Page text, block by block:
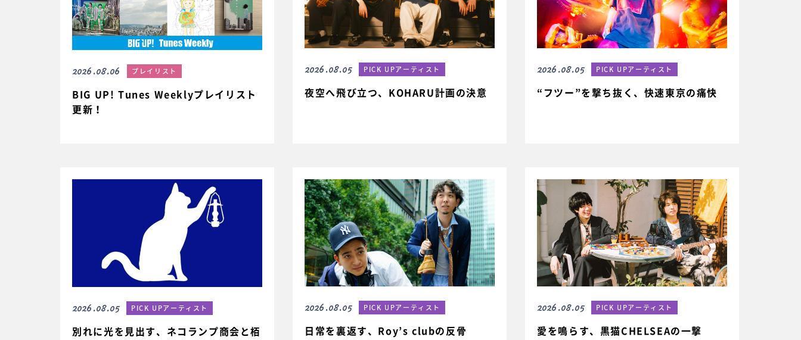
2026.08.06 プレイリスト
BIG UP! Tunes Weeklyプレイリスト
更新！
2026.08.05 PICK UPアーティスト
夜空へ飛び立つ、KOHARU計画の決意
2026.08.05 PICK UPアーティスト
“フツー”を撃ち抜く、快速東京の痛快
2026.08.05 PICK UPアーティスト
別れに光を見出す、ネコランプ商会と栢
2026.08.05 PICK UPアーティスト
日常を裏返す、Roy’s clubの反骨
2026.08.05 PICK UPアーティスト
愛を鳴らす、黒猫CHELSEAの一撃